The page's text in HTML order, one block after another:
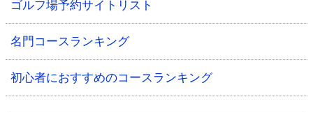
ゴルフ場予約サイトリスト
名門コースランキング
初心者におすすめのコースランキング